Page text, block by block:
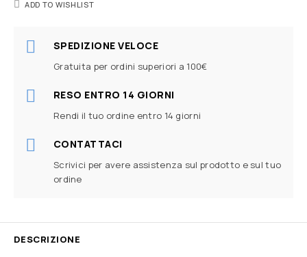
ADD TO WISHLIST
SPEDIZIONE VELOCE
Gratuita per ordini superiori a 100€
RESO ENTRO 14 GIORNI
Rendi il tuo ordine entro 14 giorni
CONTATTACI
Scrivici per avere assistenza sul prodotto e sul tuo
ordine
DESCRIZIONE